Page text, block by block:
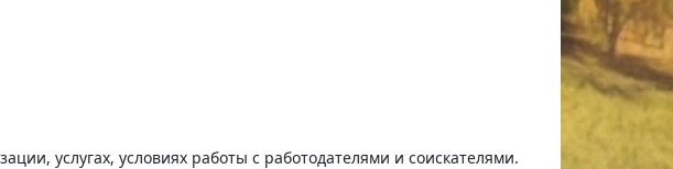
услугах, условиях работы с работодателями и соискателями.